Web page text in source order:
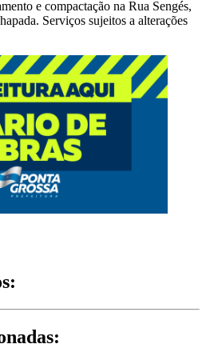
e compactação na Rua Sengés,
Serviços sujeitos a alterações